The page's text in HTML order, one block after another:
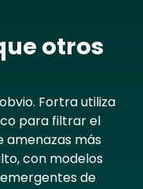
otros
Fortra utiliza
para filtrar el
amenazas más
con modelos
de